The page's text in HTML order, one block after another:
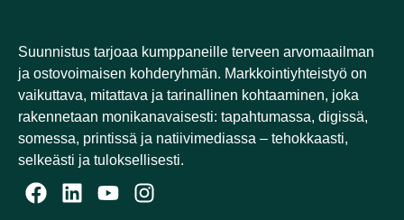
Suunnistus tarjoaa kumppaneille terveen arvomaailman
ja ostovoimaisen kohderyhmän. Markkointiyhteistyö on
vaikuttava, mitattava ja tarinallinen kohtaaminen, joka
rakennetaan monikanavaisesti: tapahtumassa, digissä,
somessa, printissä ja natiivimediassa – tehokkaasti,
selkeästi ja tuloksellisesti.​